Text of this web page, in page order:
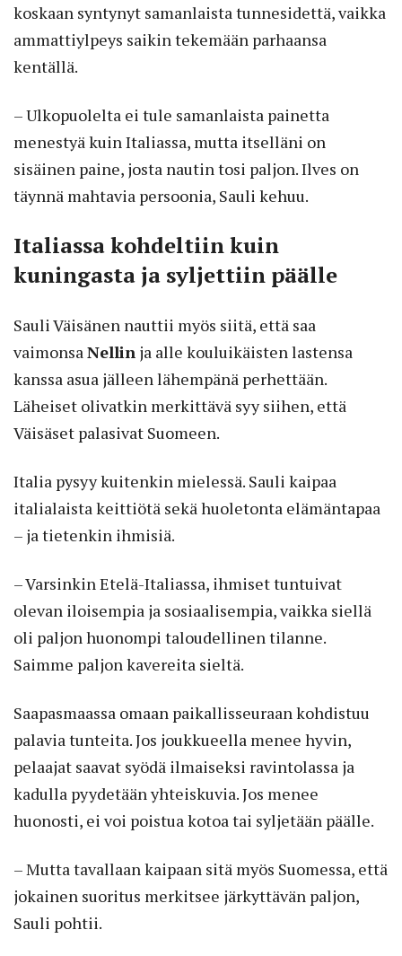
koskaan syntynyt samanlaista tunnesidettä, vaikka
ammattiylpeys saikin tekemään parhaansa
kentällä.
– Ulkopuolelta ei tule samanlaista painetta
menestyä kuin Italiassa, mutta itselläni on
sisäinen paine, josta nautin tosi paljon. Ilves on
täynnä mahtavia persoonia, Sauli kehuu.
Italiassa kohdeltiin kuin
kuningasta ja syljettiin päälle
Sauli Väisänen nauttii myös siitä, että saa
vaimonsa Nellin ja alle kouluikäisten lastensa
kanssa asua jälleen lähempänä perhettään.
Läheiset olivatkin merkittävä syy siihen, että
Väisäset palasivat Suomeen.
Italia pysyy kuitenkin mielessä. Sauli kaipaa
italialaista keittiötä sekä huoletonta elämäntapaa
– ja tietenkin ihmisiä.
– Varsinkin Etelä-Italiassa, ihmiset tuntuivat
olevan iloisempia ja sosiaalisempia, vaikka siellä
oli paljon huonompi taloudellinen tilanne.
Saimme paljon kavereita sieltä.
Saapasmaassa omaan paikallisseuraan kohdistuu
palavia tunteita. Jos joukkueella menee hyvin,
pelaajat saavat syödä ilmaiseksi ravintolassa ja
kadulla pyydetään yhteiskuvia. Jos menee
huonosti, ei voi poistua kotoa tai syljetään päälle.
– Mutta tavallaan kaipaan sitä myös Suomessa, että
jokainen suoritus merkitsee järkyttävän paljon,
Sauli pohtii.